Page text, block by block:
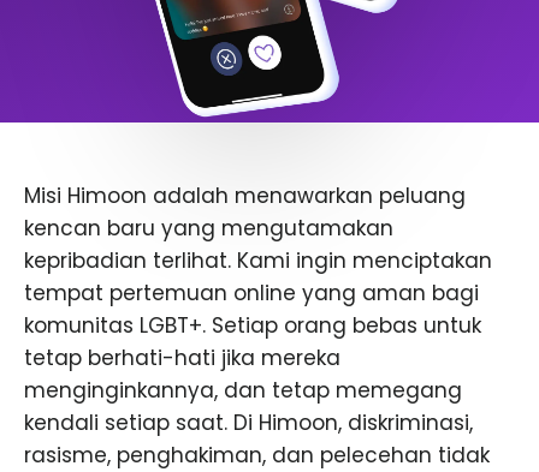
Misi Himoon adalah menawarkan peluang
kencan baru yang mengutamakan
kepribadian terlihat. Kami ingin menciptakan
tempat pertemuan online yang aman bagi
komunitas LGBT+. Setiap orang bebas untuk
tetap berhati-hati jika mereka
menginginkannya, dan tetap memegang
kendali setiap saat. Di Himoon, diskriminasi,
rasisme, penghakiman, dan pelecehan tidak